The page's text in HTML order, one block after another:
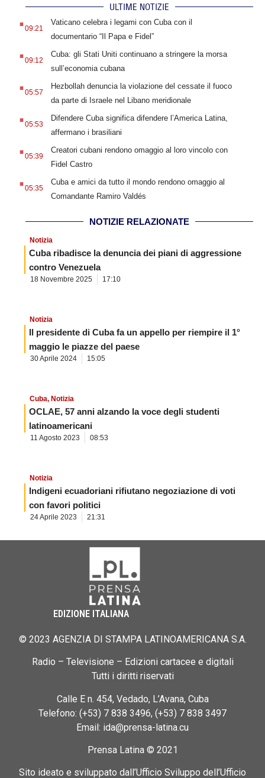
ULTIME NOTIZIE
.09:21
Vaticano celebra i legami con Cuba con il
documentario “Il Papa e Fidel”
.09:12
Cuba: gli Stati Uniti continuano a stringere la morsa
sull’economia cubana
.05:57
Hezbollah denuncia la violazione del cessate il fuoco
da parte di Israele nel Libano meridionale
.05:53
Difendere Cuba significa difendere l’America Latina,
affermano i brasiliani
.05:39
Creatori cubani rendono omaggio al loro vincolo con
Fidel Castro
.05:35
Cuba e amici da tutto il mondo rendono omaggio al
Comandante Ramiro Valdés
NOTIZIE RELAZIONATE
Notizia
Cuba ribadisce la denuncia dei piani di aggressione
contro Venezuela
18 Novembre 2025 17:10
Notizia
Il presidente di Cuba fa un appello per riempire il 1°
maggio le piazze del paese
30 Aprile 2024 15:05
Cuba, Notizia
OCLAE, 57 anni alzando la voce degli studenti
latinoamericani
11 Agosto 2023 08:53
Notizia
Indigeni ecuadoriani rifiutano negoziazione di voti
con favori politici
24 Aprile 2023 21:31
EDIZIONE ITALIANA
© 2023 AGENZIA DI STAMPA LATINOAMERICANA S.A.
Radio – Televisione – Edizioni cartacee e digitali
Tutti i diritti riservati
Calle E n. 454, Vedado, L’Avana, Cuba
Telefono: (+53) 7 838 3496, (+53) 7 838 3497
Email: ida@prensa-latina.cu
Prensa Latina © 2021
Sito ideato e sviluppato dall’Ufficio Sviluppo dell’Ufficio